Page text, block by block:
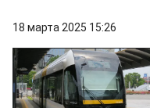
18 марта 2025 15:26